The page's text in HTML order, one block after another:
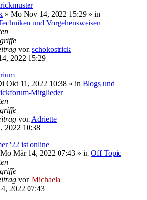
» Mo Nov 14, 2022 15:29 » in
und Vorgehensweisen
von schokostrick
2022 15:29
Okt 11, 2022 10:38 » in Blogs und
Mitglieder
von Adriette
2022 10:38
'22 ist online
Mo Mär 14, 2022 07:43 » in Off Topic
von Michaela
2022 07:43